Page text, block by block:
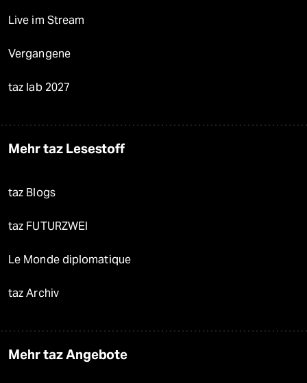
Live im Stream
Vergangene
taz lab 2027
Mehr taz Lesestoff
taz Blogs
taz FUTURZWEI
Le Monde diplomatique
taz Archiv
Mehr taz Angebote